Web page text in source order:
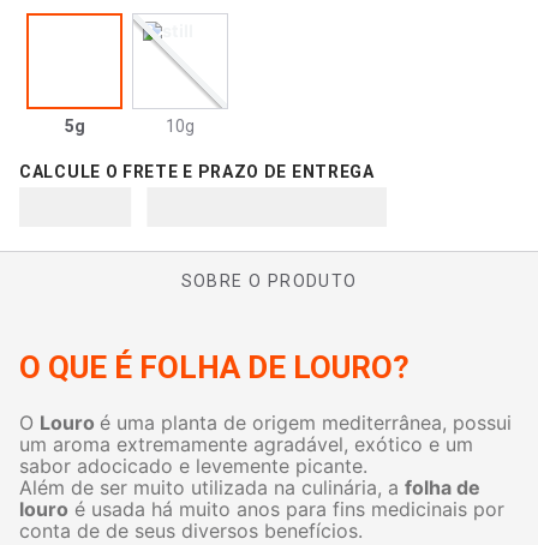
5g 10g
SOBRE O PRODUTO
O QUE É FOLHA DE LOURO?
O Louro é uma planta de origem mediterrânea, possui
um aroma extremamente agradável, exótico e um
sabor adocicado e levemente picante.
Além de ser muito utilizada na culinária, a folha de
louro é usada há muito anos para fins medicinais por
conta de de seus diversos benefícios.